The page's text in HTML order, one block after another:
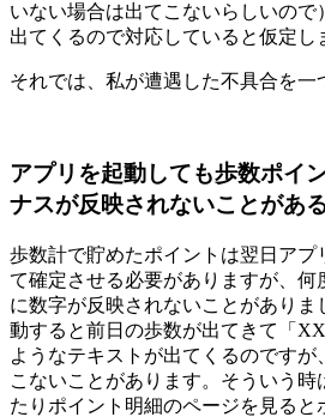
いない場合は出てこないらしいの
出てくるので対応していると仮定し
それでは、私が遭遇した不具合を一
アプリを起動しても歩数ポイ
ナスが反映されないことがあ
歩数計で貯めたポイントは翌日アプ
て確定させる必要がありますが、何
に数字が反映されないことがありま
動すると前日の歩数が出てきて「
ようなテキストが出てくるのですが
こないことがあります。そういう時
たりポイント明細のページを見る